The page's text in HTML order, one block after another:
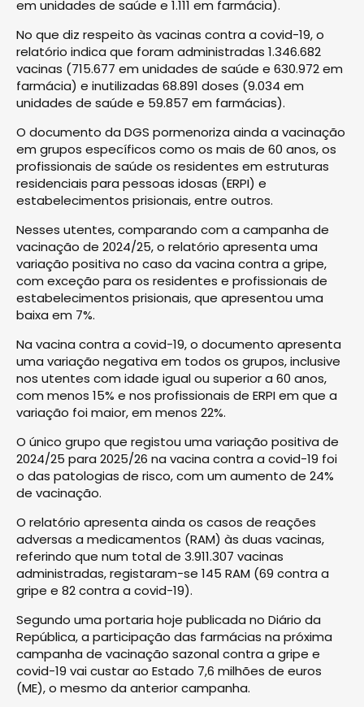
em unidades de saúde e 1.111 em farmácia).
No que diz respeito às vacinas contra a covid-19, o
relatório indica que foram administradas 1.346.682
vacinas (715.677 em unidades de saúde e 630.972 em
farmácia) e inutilizadas 68.891 doses (9.034 em
unidades de saúde e 59.857 em farmácias).
O documento da DGS pormenoriza ainda a vacinação
em grupos específicos como os mais de 60 anos, os
profissionais de saúde os residentes em estruturas
residenciais para pessoas idosas (ERPI) e
estabelecimentos prisionais, entre outros.
Nesses utentes, comparando com a campanha de
vacinação de 2024/25, o relatório apresenta uma
variação positiva no caso da vacina contra a gripe,
com exceção para os residentes e profissionais de
estabelecimentos prisionais, que apresentou uma
baixa em 7%.
Na vacina contra a covid-19, o documento apresenta
uma variação negativa em todos os grupos, inclusive
nos utentes com idade igual ou superior a 60 anos,
com menos 15% e nos profissionais de ERPI em que a
variação foi maior, em menos 22%.
O único grupo que registou uma variação positiva de
2024/25 para 2025/26 na vacina contra a covid-19 foi
o das patologias de risco, com um aumento de 24%
de vacinação.
O relatório apresenta ainda os casos de reações
adversas a medicamentos (RAM) às duas vacinas,
referindo que num total de 3.911.307 vacinas
administradas, registaram-se 145 RAM (69 contra a
gripe e 82 contra a covid-19).
Segundo uma portaria hoje publicada no Diário da
República, a participação das farmácias na próxima
campanha de vacinação sazonal contra a gripe e
covid-19 vai custar ao Estado 7,6 milhões de euros
(ME), o mesmo da anterior campanha.